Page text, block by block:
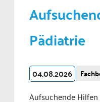
Pädiatrie
04.08.2026
Aufsuchende